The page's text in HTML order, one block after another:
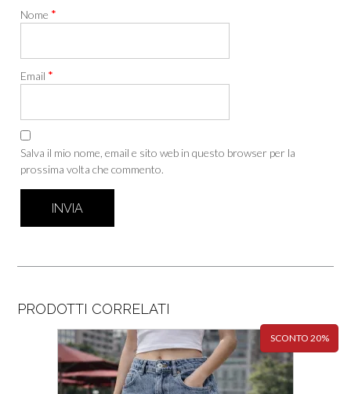
Nome *
Email *
Salva il mio nome, email e sito web in questo browser per la
prossima volta che commento.
PRODOTTI CORRELATI
SCONTO 20%